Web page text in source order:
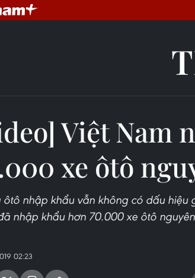
Việt Nam
xe ôtô
ôtô nhập khẩu vẫn không có dấu
nhập khẩu hơn 70.000 xe ôtô
02:23